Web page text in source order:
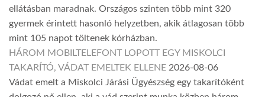
ellátásban maradnak. Országos szinten több mint 320
gyermek érintett hasonló helyzetben, akik átlagosan több
mint 105 napot töltenek kórházban.
HÁROM MOBILTELEFONT LOPOTT EGY MISKOLCI
TAKARÍTÓ, VÁDAT EMELTEK ELLENE 2026-08-06
Vádat emelt a Miskolci Járási Ügyészség egy takarítóként